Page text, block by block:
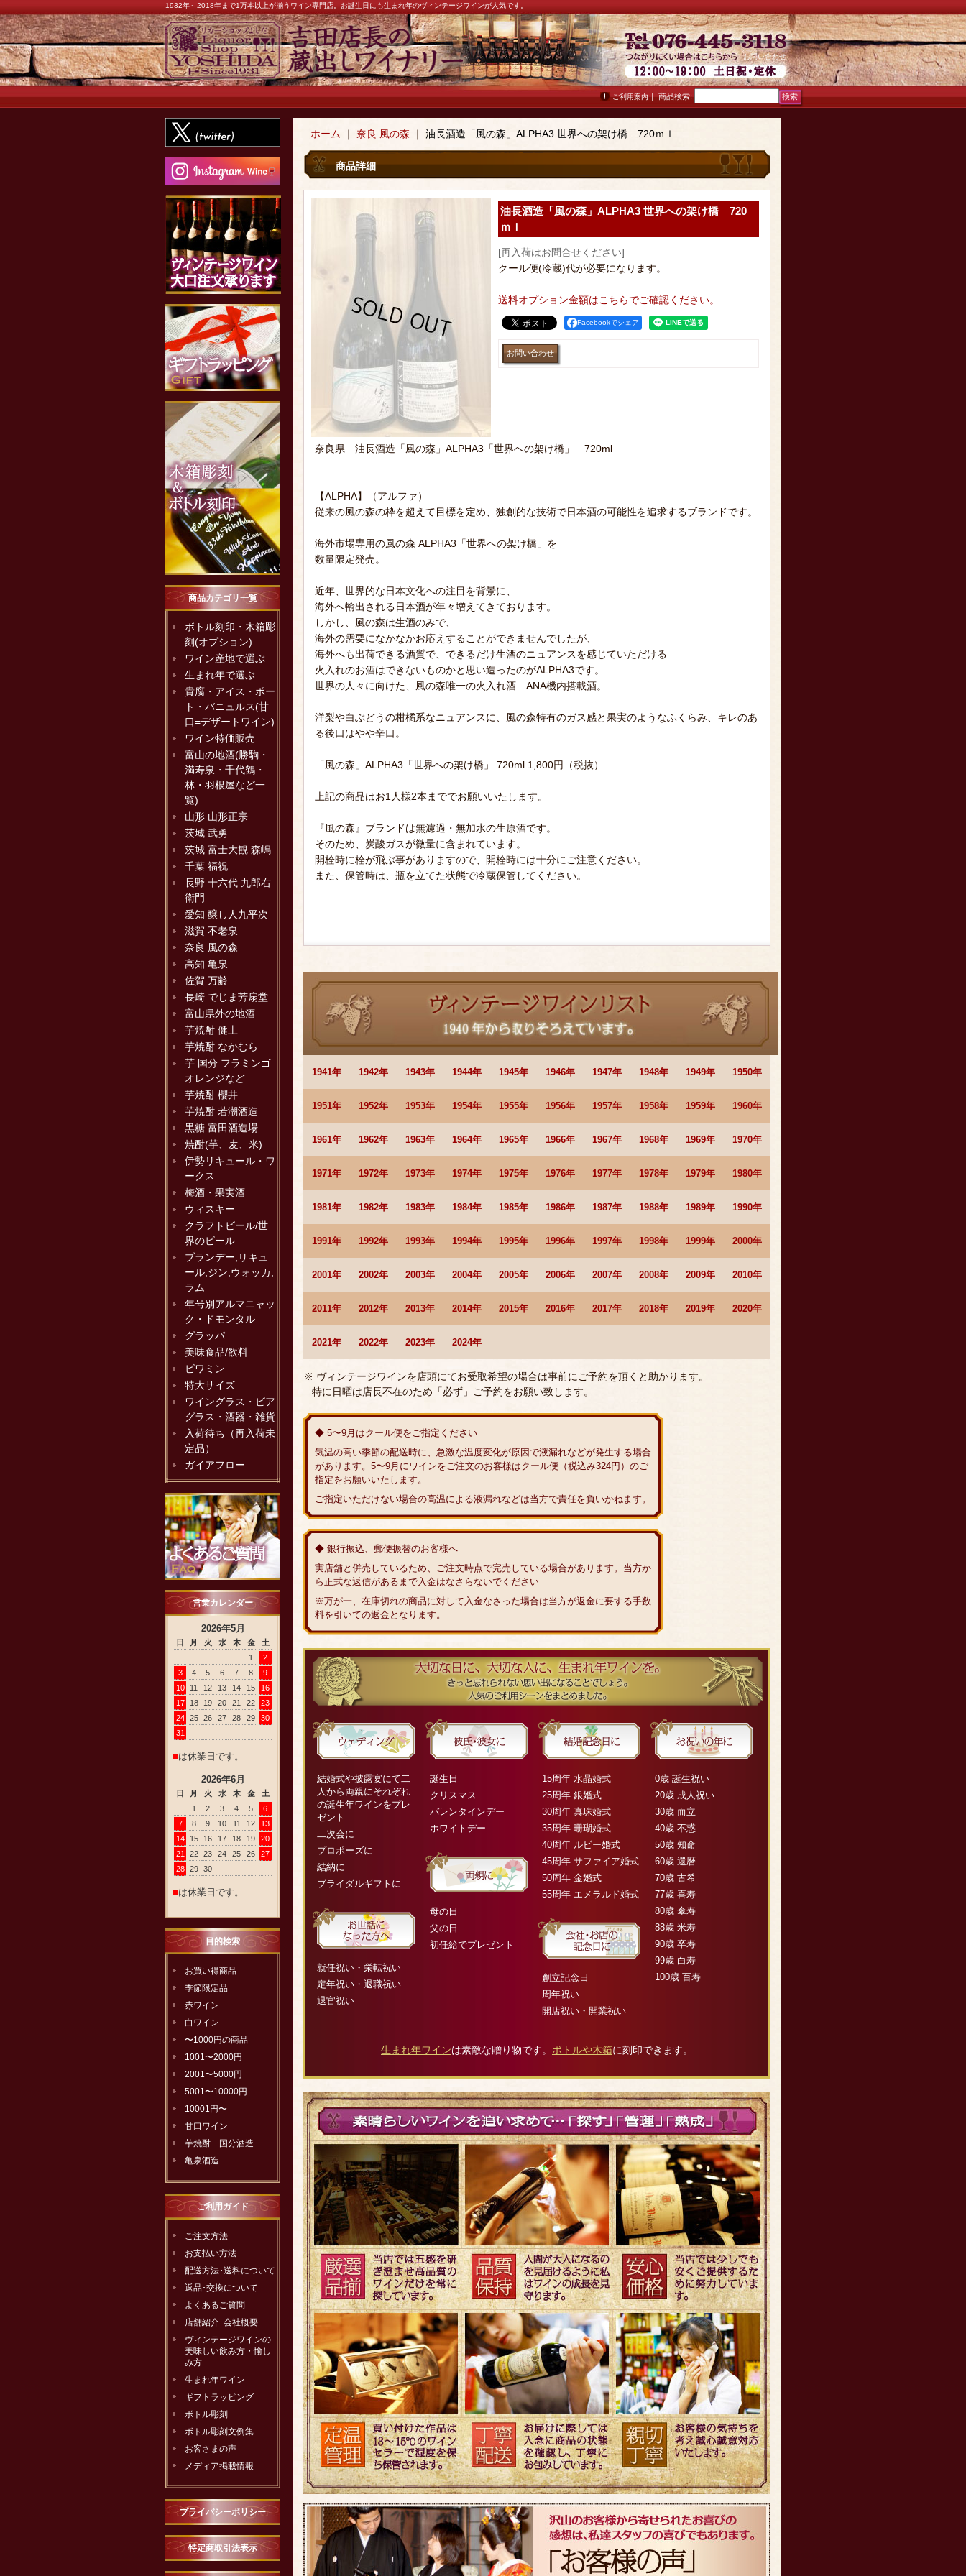
1932年～2018年まで1万本以上が揃うワイン専門店。お誕生日にも生まれ年のヴィンテージワインが人気です。
ご利用案内｜
お問い合わせ
商品検索:
商品カテゴリ一覧
ボトル刻印・木箱彫
刻(オプション)
ワイン産地で選ぶ
生まれ年で選ぶ
貴腐・アイス・ポー
ト・バニュルス(甘
口=デザートワイン)
ワイン特価販売
富山の地酒(勝駒・
満寿泉・千代鶴・
林・羽根屋など一
覧)
山形 山形正宗
茨城 武勇
茨城 富士大観 森嶋
千葉 福祝
長野 十六代 九郎右
衛門
愛知 醸し人九平次
滋賀 不老泉
奈良 風の森
高知 亀泉
佐賀 万齢
長崎 でじま芳扇堂
富山県外の地酒
芋焼酎 健土
芋焼酎 なかむら
芋 国分 フラミンゴ
オレンジなど
芋焼酎 櫻井
芋焼酎 若潮酒造
黒糖 富田酒造場
焼酎(芋、麦、米)
伊勢リキュール・ワ
ークス
梅酒・果実酒
ウィスキー
クラフトビール/世
界のビール
ブランデー,リキュ
ール,ジン,ウォッカ,
ラム
年号別アルマニャッ
ク・ドモンタル
グラッパ
美味食品/飲料
ビワミン
特大サイズ
ワイングラス・ビア
グラス・酒器・雑貨
入荷待ち（再入荷未
定品）
ガイアフロー
営業カレンダー
2026年5月
日 月 火 水 木 金
土
1
2
3
4 5 6 7 8
9
10
11 12 13 14 15
16
17
18 19 20 21 22
23
24
25 26 27 28 29
30
31
■は休業日です。
2026年6月
日 月 火 水 木 金
土
1
2 3 4 5
6
7
8 9 10 11 12
13
14
15 16 17 18 19
20
21
22 23 24 25 26
27
28
29 30
■は休業日です。
目的検索
お買い得商品
季節限定品
赤ワイン
白ワイン
〜1000円の商品
1001〜2000円
2001〜5000円
5001〜10000円
10001円〜
甘口ワイン
芋焼酎 国分酒造
亀泉酒造
ご利用ガイド
ご注文方法
お支払い方法
配送方法･送料について
返品･交換について
よくあるご質問
店舗紹介･会社概要
ヴィンテージワインの
美味しい飲み方・愉し
み方
生まれ年ワイン
ギフトラッピング
ボトル彫刻
ボトル彫刻文例集
お客さまの声
メディア掲載情報
プライバシーポリシー
特定商取引法表示
ホーム ｜ 奈良 風の森 ｜ 油長酒造「風の森」ALPHA3 世界への架け橋 720ｍｌ
商品詳細
油長酒造「風の森」ALPHA3 世界への架け橋 720
ｍｌ
[再入荷はお問合せください]
クール便(冷蔵)代が必要になります。
送料オプション金額はこちらでご確認ください。
Facebookでシェア
奈良県 油長酒造「風の森」ALPHA3「世界への架け橋」 720ml
【ALPHA】（アルファ）
従来の風の森の枠を超えて目標を定め、独創的な技術で日本酒の可能性を追求するブランドです。
海外市場専用の風の森 ALPHA3「世界への架け橋」を
数量限定発売。
近年、世界的な日本文化への注目を背景に、
海外へ輸出される日本酒が年々増えてきております。
しかし、風の森は生酒のみで、
海外の需要になかなかお応えすることができませんでしたが、
海外へも出荷できる酒質で、できるだけ生酒のニュアンスを感じていただける
火入れのお酒はできないものかと思い造ったのがALPHA3です。
世界の人々に向けた、風の森唯一の火入れ酒 ANA機内搭載酒。
洋梨や白ぶどうの柑橘系なニュアンスに、風の森特有のガス感と果実のようなふくらみ、キレのあ
る後口はやや辛口。
「風の森」ALPHA3「世界への架け橋」 720ml 1,800円（税抜）
上記の商品はお1人様2本まででお願いいたします。
『風の森』ブランドは無濾過・無加水の生原酒です。
そのため、炭酸ガスが微量に含まれています。
開栓時に栓が飛ぶ事がありますので、開栓時には十分にご注意ください。
また、保管時は、瓶を立てた状態で冷蔵保管してください。
1941年 1942年 1943年 1944年 1945年 1946年 1947年 1948年 1949年 1950年
1951年 1952年 1953年 1954年 1955年 1956年 1957年 1958年 1959年 1960年
1961年 1962年 1963年 1964年 1965年 1966年 1967年 1968年 1969年 1970年
1971年 1972年 1973年 1974年 1975年 1976年 1977年 1978年 1979年 1980年
1981年 1982年 1983年 1984年 1985年 1986年 1987年 1988年 1989年 1990年
1991年 1992年 1993年 1994年 1995年 1996年 1997年 1998年 1999年 2000年
2001年 2002年 2003年 2004年 2005年 2006年 2007年 2008年 2009年 2010年
2011年 2012年 2013年 2014年 2015年 2016年 2017年 2018年 2019年 2020年
2021年 2022年 2023年 2024年
※ ヴィンテージワインを店頭にてお受取希望の場合は事前にご予約を頂くと助かります。
特に日曜は店長不在のため「必ず」ご予約をお願い致します。
◆ 5〜9月はクール便をご指定ください
気温の高い季節の配送時に、急激な温度変化が原因で液漏れなどが発生する場合
があります。5〜9月にワインをご注文のお客様はクール便（税込み324円）のご
指定をお願いいたします。
ご指定いただけない場合の高温による液漏れなどは当方で責任を負いかねます。
◆ 銀行振込、郵便振替のお客様へ
実店舗と併売しているため、ご注文時点で完売している場合があります。当方か
ら正式な返信があるまで入金はなさらないでください
※万が一、在庫切れの商品に対して入金なさった場合は当方が返金に要する手数
料を引いての返金となります。
結婚式や披露宴にて二
人から両親にそれぞれ
の誕生年ワインをプレ
ゼント
二次会に
プロポーズに
結納に
ブライダルギフトに
就任祝い・栄転祝い
定年祝い・退職祝い
退官祝い
誕生日
クリスマス
バレンタインデー
ホワイトデー
母の日
父の日
初任給でプレゼント
15周年 水晶婚式
25周年 銀婚式
30周年 真珠婚式
35周年 珊瑚婚式
40周年 ルビー婚式
45周年 サファイア婚式
50周年 金婚式
55周年 エメラルド婚式
創立記念日
周年祝い
開店祝い・開業祝い
0歳 誕生祝い
20歳 成人祝い
30歳 而立
40歳 不惑
50歳 知命
60歳 還暦
70歳 古希
77歳 喜寿
80歳 傘寿
88歳 米寿
90歳 卒寿
99歳 白寿
100歳 百寿
生まれ年ワインは素敵な贈り物です。 ボトルや木箱に刻印できます。